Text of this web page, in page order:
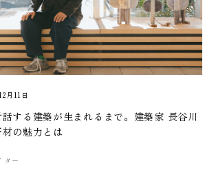
月11日
する建築が生まれるまで。建築家 長谷川
の魅力とは
ター